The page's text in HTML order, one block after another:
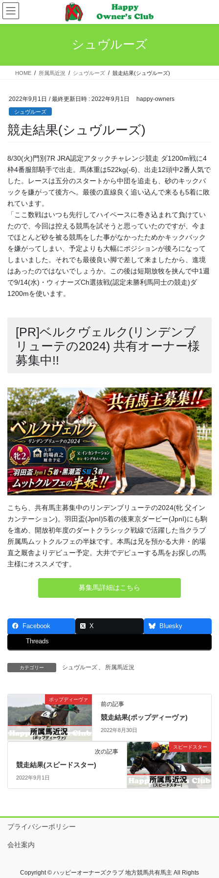
コ
ン
テ
ス
ナ
ビ
ゲ
ン
シュヴルーズ
HOME 所属馬近況 シュヴルーズ 競走結果(シュヴルーズ)
2022年9月1日 / 最終更新日時 : 2022年9月1日 happy-owners
シュヴルーズ
競走結果(シュヴルーズ)
8/30(火)門別7R JRA認定アタックチャレンジ競走 ダ1200m戦に4
枠4番服部騎手で出走。馬体重は522kg(-6)、出走12頭中2番人気で
した。レースは五分のスタートから中団を追走も、砂のキックバ
ックを嫌がって後方へ。最後の直線良く追い込んで来るも5着に敗
れています。
「ここ数戦はいつも先行してハイペースに巻き込まれて負けてい
たので、今回は控える競馬を試そうと思っていたのですが、今ま
でほとんど砂を被る競馬をした事がなかったためかキックバック
を嫌がってしまい、予定よりも大幅にポジションが後ろになって
しまいました。それでも最後良い脚で差して来ましたから、進境
はあったのではないでしょうか。この後は短期放牧を挟んで中1週
で9/14(水)・ウィナーズCh選抜戦(認定未勝利馬同士の競走)ダ
1200mを使います。
[PR]ベルクヴェルク(リンデンブ
リューテの2024) 共有オーナー様
募集中!!
こちら、共有馬主募集中のリンデンブリューテの2024(牝 父イン
カンテーション)。羽田盃(JpnI)5着の後東京ダービー(JpnI)にも駒
を進め、開放初年度のダートクラシック戦線で活躍した当クラブ
所属馬ムットクルフェの半妹です。本馬は兄を預かる大井・的場
直之厩舎よりデビュー予定。大井でデビューする馬をお探しの馬
主様にオススメです。
募集馬詳細はこちら
Facebook X Bluesky
Threads
カテゴリー シュヴルーズ 所属馬近況
ポップディーヴァ
前の記事
競走結果(ポップディーヴァ)
2022年8月30日
スピードスター
次の記事
競走結果(スピードスター)
2022年9月1日
プライバシーポリシー
会社案内
Copyright © ハッピーオーナーズクラブ 地方競馬共有馬主 All Rights